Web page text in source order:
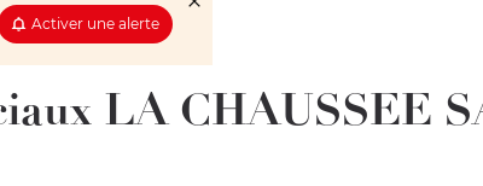
Activer une alerte
LA CHAUSSEE